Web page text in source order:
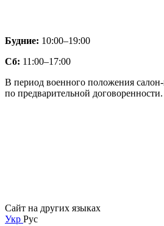
Будние: 10:00–19:00
Сб: 11:00–17:00
В период военного положения салон-
по предварительной договоренности.
Сайт на других языках
Укр Рус